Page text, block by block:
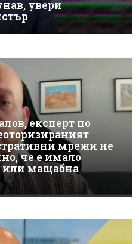
увери
експерт по
мрежи не
че е имало
или мащабна